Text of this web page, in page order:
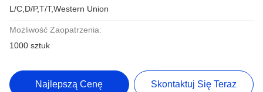
L/C,D/P,T/T,Western Union
Możliwość Zaopatrzenia:
1000 sztuk
Najlepszą Cenę Skontaktuj Się Teraz